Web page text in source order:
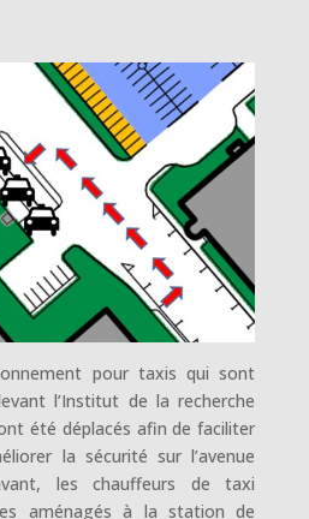
pour taxis qui sont
l’Institut de la recherche
été déplacés afin de faciliter
la sécurité sur l’avenue
les chauffeurs de taxi
aménagés à la station de